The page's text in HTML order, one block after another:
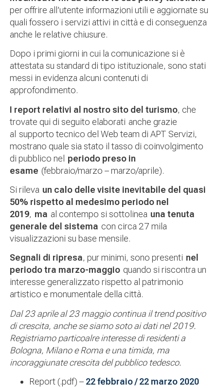
per offrire all’utente informazioni utili e aggiornate su
quali fossero i servizi attivi in città e di conseguenza
anche le relative chiusure.
Dopo i primi giorni in cui la comunicazione si è
attestata su standard di tipo istituzionale, sono stati
messi in evidenza alcuni contenuti di
approfondimento.
I report relativi al nostro sito del turismo, che
trovate qui di seguito elaborati anche grazie
al supporto tecnico del Web team di APT Servizi,
mostrano quale sia stato il tasso di coinvolgimento
di pubblico nel periodo preso in
esame (febbraio/marzo – marzo/aprile).
Si rileva un calo delle visite inevitabile del quasi
50% rispetto al medesimo periodo nel
2019, ma al contempo si sottolinea una tenuta
generale del sistema con circa 27 mila
visualizzazioni su base mensile.
Segnali di ripresa, pur minimi, sono presenti nel
periodo tra marzo-maggio quando si riscontra un
interesse generalizzato rispetto al patrimonio
artistico e monumentale della città.
Dal 23 aprile al 23 maggio continua il trend positivo
di crescita, anche se siamo soto ai dati nel 2019.
Registriamo particoalre interesse di residenti a
Bologna, Milano e Roma e una timida, ma
incoraggiunate crescita del pubblico tedesco.
Report (.pdf) – 22 febbraio / 22 marzo 2020